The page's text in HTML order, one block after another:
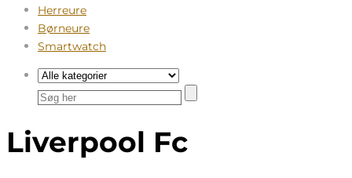
Herreure
Børneure
Smartwatch
Liverpool Fc